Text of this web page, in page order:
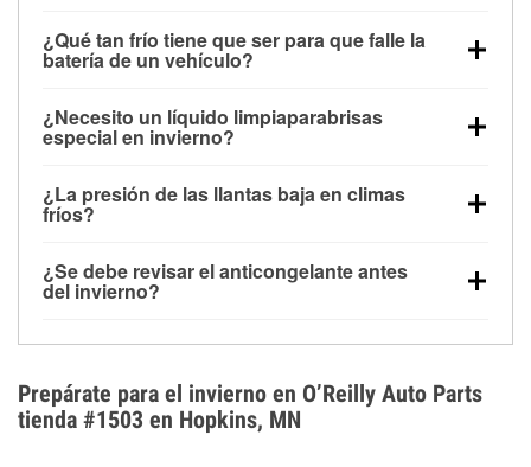
¿Qué tan frío tiene que ser para que falle la
batería de un vehículo?
debajo de los 32 °F y puede perder hasta la mitad de
su potencia de arranque cerca de los 0 °F, lo que
arranque.
¿Necesito un líquido limpiaparabrisas
especial en invierno?
la congelación y ayuda a disolver la sal y la nieve
derretida en la carretera para mejorar la visibilidad.
¿La presión de las llantas baja en climas
fríos?
alrededor de 1 PSI por cada 10 °F que baja la
temperatura. Puedes obtener más información sobre
¿Se debe revisar el anticongelante antes
del invierno?
el sobrecalentamiento en condiciones de frío
extremo. Aprende cómo comprobar la protección
anticongelante en nuestra sección How-To.
Prepárate para el invierno en O’Reilly Auto Parts
tienda #1503 en Hopkins, MN